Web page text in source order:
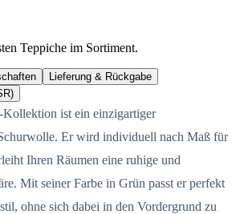
Teppiche im Sortiment.
Lieferung & Rückgabe
ist ein einzigartiger
Er wird individuell nach Maß für
Ihren Räumen eine ruhige und
Mit seiner Farbe in Grün passt er perfekt
ohne sich dabei in den Vordergrund zu